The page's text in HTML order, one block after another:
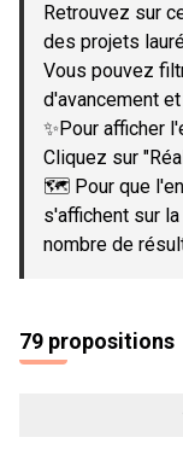
−
Retrouvez sur
des projets
Vous pouvez
d'avancement
✨Pour afficher
Cliquez sur
🗺️ Pour que
s'affichent sur
nombre de
79 propositions